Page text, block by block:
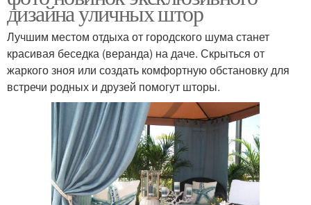
дизайна уличных штор
Лучшим местом отдыха от городского шума станет
красивая беседка (веранда) на даче. Скрыться от
жаркого зноя или создать комфортную обстановку для
встречи родных и друзей помогут шторы.